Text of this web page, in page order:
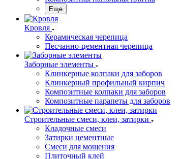
Еще
Кровля
Керамическая черепица
Песчанно-цементная черепица
Заборные элементы
Клинкерные колпаки для заборов
Клинкерный профильный кирпич
Композитные колпаки для заборов
Композитные парапеты для заборов
Строительные смеси, клеи, затирки
Кладочные смеси
Затирки цементные
Смеси для мощения
Плиточный клей